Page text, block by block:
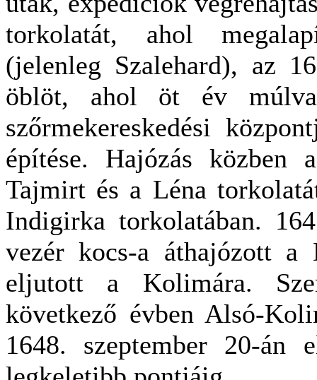
torkolatát, ahol
(jelenleg Szalehard), az
öblöt, ahol öt év múlva
szőrmekereskedési
építése. Hajózás közben
Tajmirt és a Léna
Indigirka torkolatában.
vezér kocs-a áthajózott a
eljutott a Kolimára.
következő évben Alsó-
1648. szeptember 20-án